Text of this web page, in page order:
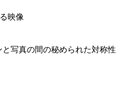
映像
写真の間の秘められた対称性